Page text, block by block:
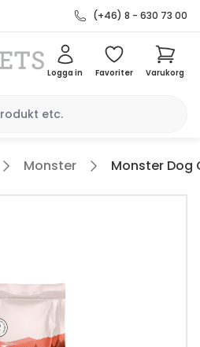
(+46) 8 - 630 73 00
Logga in Favoriter Varukorg
Monster Monster Dog